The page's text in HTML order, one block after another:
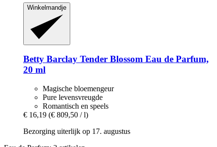
Winkelmandje
Betty Barclay Tender Blossom Eau de Parfum,
20 ml
Magische bloemengeur
Pure levensvreugde
Romantisch en speels
€ 16,19 (€ 809,50 / l)
Bezorging uiterlijk op 17. augustus